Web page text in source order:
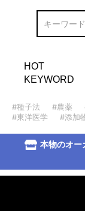
HOT
KEYWORD
#種子法 #農薬
#東洋医学
#添加
本物のオー